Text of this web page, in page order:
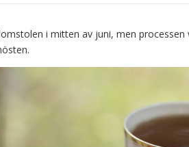
i mitten av juni, men